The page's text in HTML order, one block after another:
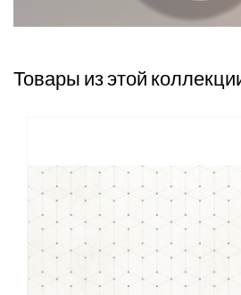
Товары из этой